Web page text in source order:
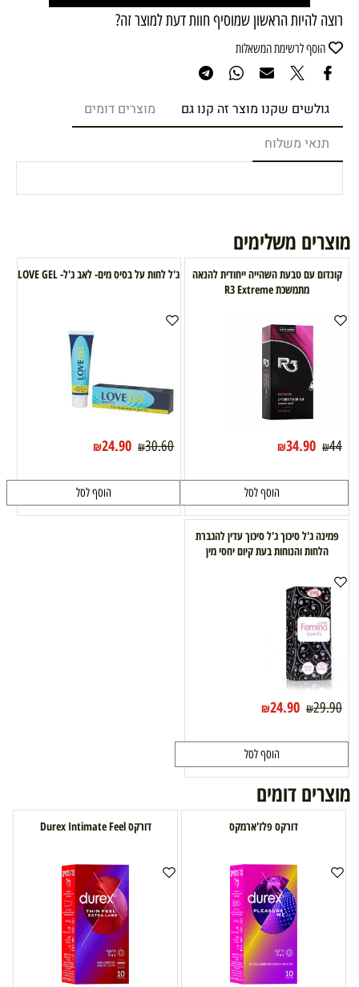
רוצה להיות הראשון שמוסיף חוות דעת למוצר זה?
הוסף לרשימת המשאלות
גולשים שקנו מוצר זה קנו גם
מוצרים דומים
תנאי משלוח
מוצרים משלימים
קונדום עם טבעת השהייה ייחודית להנאה
מתמשכת R3 Extreme
₪44
₪34.90
הוסף לסל
ג'ל לחות על בסיס מים- לאב ג'ל- LOVE GEL
₪30.60
₪24.90
הוסף לסל
פמינה ג'ל סיכוך ג'ל סיכוך עדין להגברת
הלחות והנוחות בעת קיום יחסי מין
₪29.90
₪24.90
הוסף לסל
מוצרים דומים
דורקס פלז'ארמקס דורקס Durex Intimate Feel